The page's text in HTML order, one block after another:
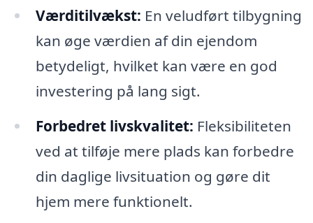
Værditilvækst: En veludført tilbygning
kan øge værdien af din ejendom
betydeligt, hvilket kan være en god
investering på lang sigt.
Forbedret livskvalitet: Fleksibiliteten
ved at tilføje mere plads kan forbedre
din daglige livsituation og gøre dit
hjem mere funktionelt.